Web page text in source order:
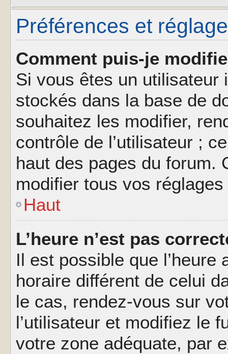
Préférences et
Comment puis-je
Si vous êtes un
stockés dans la base de
souhaitez les modifier,
contrôle de l’utilisateur ;
haut des pages du forum.
modifier tous vos
Haut
L’heure n’est pas
Il est possible que
horaire différent de celui
le cas, rendez-vous sur
l’utilisateur et modifiez le
votre zone adéquate, par